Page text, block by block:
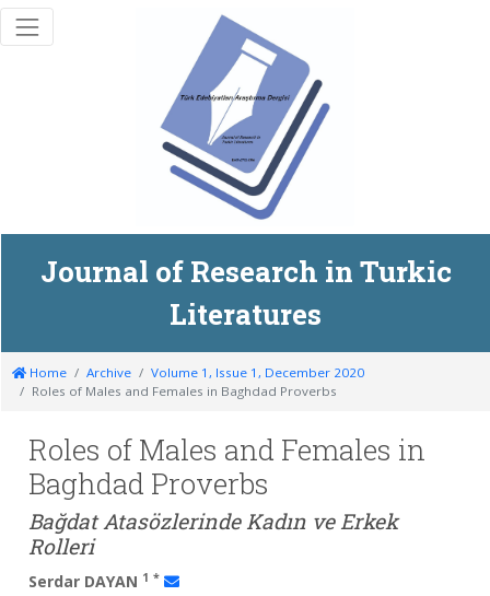
Journal of Research in Turkic
Literatures
Home Archive
Volume 1, Issue 1, December 2020
Roles of Males and Females in Baghdad Proverbs
Roles of Males and Females in
Baghdad Proverbs
Bağdat Atasözlerinde Kadın ve Erkek
Rolleri
Serdar DAYAN 1 *